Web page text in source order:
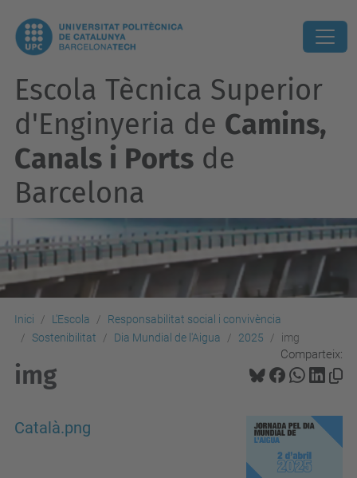
Escola Tècnica Superior
d'Enginyeria de Camins,
Canals i Ports de
Barcelona
Inici L'Escola
Responsabilitat social i convivència
Sostenibilitat
Dia Mundial de l'Aigua 2025 img
Comparteix:
img
Català.png